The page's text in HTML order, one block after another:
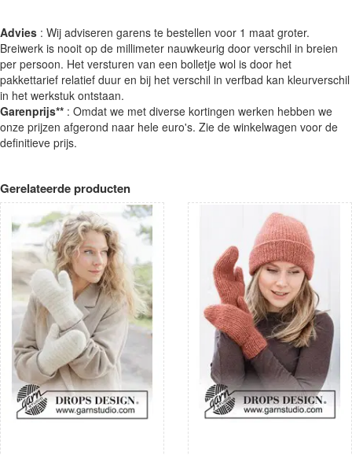
Advies : Wij adviseren garens te bestellen voor 1 maat groter.
Breiwerk is nooit op de millimeter nauwkeurig door verschil in breien
per persoon. Het versturen van een bolletje wol is door het
pakkettarief relatief duur en bij het verschil in verfbad kan kleurverschil
in het werkstuk ontstaan.
Garenprijs** : Omdat we met diverse kortingen werken hebben we
onze prijzen afgerond naar hele euro's. Zie de winkelwagen voor de
definitieve prijs.
Gerelateerde producten